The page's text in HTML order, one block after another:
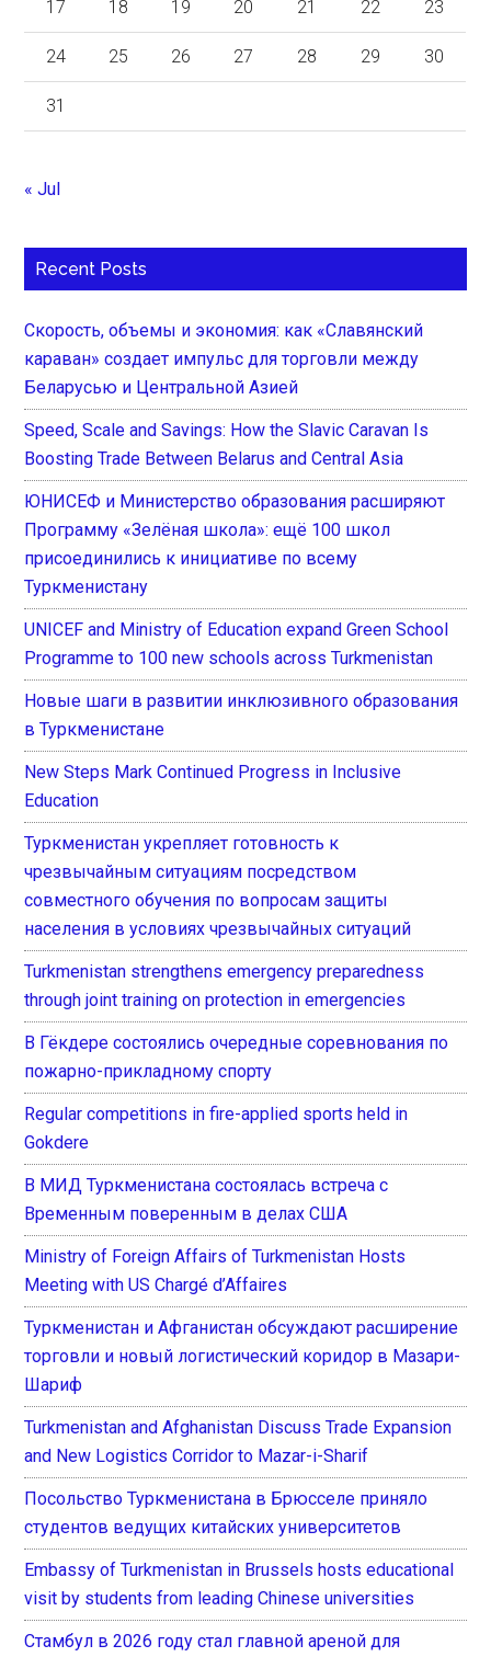
17 18 19 20 21 22 23
24 25 26 27 28 29 30
31
« Jul
Recent Posts
Скорость, объемы и экономия: как «Славянский
караван» создает импульс для торговли между
Беларусью и Центральной Азией
Speed, Scale and Savings: How the Slavic Caravan Is
Boosting Trade Between Belarus and Central Asia
ЮНИСЕФ и Министерство образования расширяют
Программу «Зелёная школа»: ещё 100 школ
присоединились к инициативе по всему
Туркменистану
UNICEF and Ministry of Education expand Green School
Programme to 100 new schools across Turkmenistan
Новые шаги в развитии инклюзивного образования
в Туркменистане
New Steps Mark Continued Progress in Inclusive
Education
Туркменистан укрепляет готовность к
чрезвычайным ситуациям посредством
совместного обучения по вопросам защиты
населения в условиях чрезвычайных ситуаций
Turkmenistan strengthens emergency preparedness
through joint training on protection in emergencies
В Гёкдере состоялись очередные соревнования по
пожарно-прикладному спорту
Regular competitions in fire-applied sports held in
Gokdere
В МИД Туркменистана состоялась встреча с
Временным поверенным в делах США
Ministry of Foreign Affairs of Turkmenistan Hosts
Meeting with US Chargé d’Affaires
Туркменистан и Афганистан обсуждают расширение
торговли и новый логистический коридор в Мазари-
Шариф
Turkmenistan and Afghanistan Discuss Trade Expansion
and New Logistics Corridor to Mazar-i-Sharif
Посольство Туркменистана в Брюсселе приняло
студентов ведущих китайских университетов
Embassy of Turkmenistan in Brussels hosts educational
visit by students from leading Chinese universities
Стамбул в 2026 году стал главной ареной для